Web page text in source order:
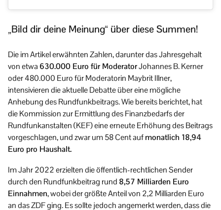
„Bild dir deine Meinung“ über diese Summen!
Die im Artikel erwähnten Zahlen, darunter das Jahresgehalt
von etwa 630.000 Euro für ModeratorJohannes B. Kerner
oder 480.000 Euro für Moderatorin Maybrit Illner,
intensivieren die aktuelle Debatte über eine mögliche
Anhebung des Rundfunkbeitrags. Wie bereits berichtet, hat
die Kommission zur Ermittlung des Finanzbedarfs der
Rundfunkanstalten (KEF) eine erneute Erhöhung des Beitrags
vorgeschlagen, und zwar um 58 Cent aufmonatlich 18,94
Euro pro Haushalt.
Im Jahr 2022 erzielten die öffentlich-rechtlichen Sender
durch den Rundfunkbeitrag rund 8,57 Milliarden Euro
Einnahmen, wobei der größte Anteil von 2,2 Milliarden Euro
an das ZDF ging. Es sollte jedoch angemerkt werden, dass die